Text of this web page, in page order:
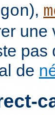
),
une
pas
de